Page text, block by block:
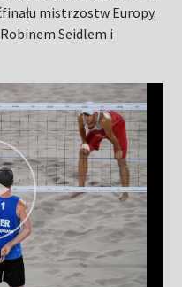
mistrzostw Europy.
Seidlem i